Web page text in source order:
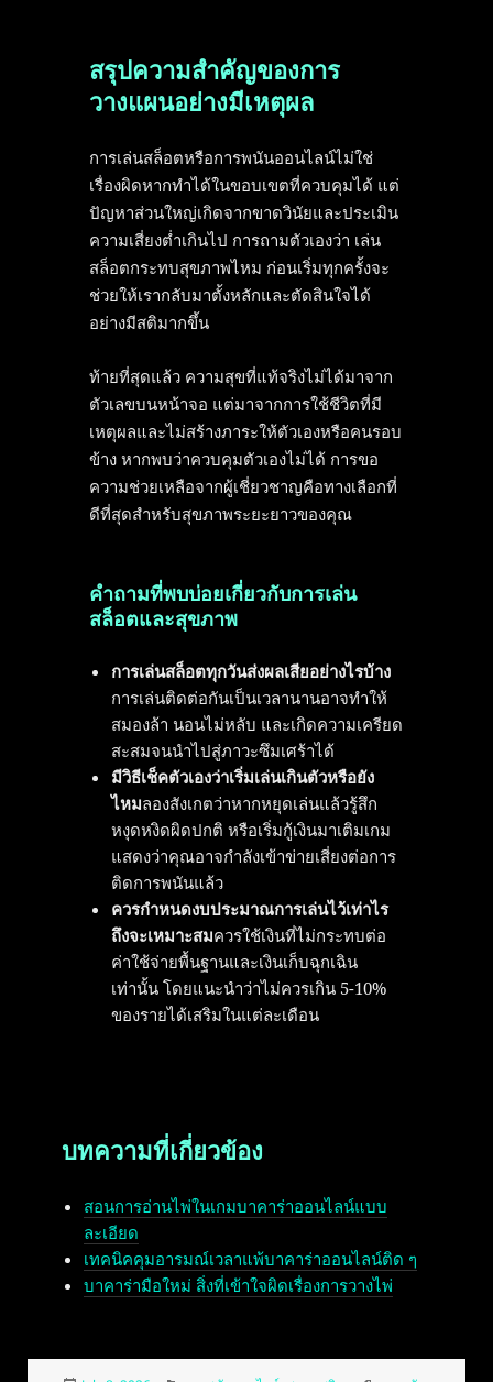
สรุปความสำคัญของการ
วางแผนอย่างมีเหตุผล
การเล่นสล็อตหรือการพนันออนไลน์ไม่ใช่
เรื่องผิดหากทำได้ในขอบเขตที่ควบคุมได้ แต่
ปัญหาส่วนใหญ่เกิดจากขาดวินัยและประเมิน
ความเสี่ยงต่ำเกินไป การถามตัวเองว่า เล่น
สล็อตกระทบสุขภาพไหม ก่อนเริ่มทุกครั้งจะ
ช่วยให้เรากลับมาตั้งหลักและตัดสินใจได้
อย่างมีสติมากขึ้น
ท้ายที่สุดแล้ว ความสุขที่แท้จริงไม่ได้มาจาก
ตัวเลขบนหน้าจอ แต่มาจากการใช้ชีวิตที่มี
เหตุผลและไม่สร้างภาระให้ตัวเองหรือคนรอบ
ข้าง หากพบว่าควบคุมตัวเองไม่ได้ การขอ
ความช่วยเหลือจากผู้เชี่ยวชาญคือทางเลือกที่
ดีที่สุดสำหรับสุขภาพระยะยาวของคุณ
คำถามที่พบบ่อยเกี่ยวกับการเล่น
สล็อตและสุขภาพ
การเล่นสล็อตทุกวันส่งผลเสียอย่างไรบ้าง
การเล่นติดต่อกันเป็นเวลานานอาจทำให้
สมองล้า นอนไม่หลับ และเกิดความเครียด
สะสมจนนำไปสู่ภาวะซึมเศร้าได้
มีวิธีเช็คตัวเองว่าเริ่มเล่นเกินตัวหรือยัง
ไหมลองสังเกตว่าหากหยุดเล่นแล้วรู้สึก
หงุดหงิดผิดปกติ หรือเริ่มกู้เงินมาเติมเกม
แสดงว่าคุณอาจกำลังเข้าข่ายเสี่ยงต่อการ
ติดการพนันแล้ว
ควรกำหนดงบประมาณการเล่นไว้เท่าไร
ถึงจะเหมาะสมควรใช้เงินที่ไม่กระทบต่อ
ค่าใช้จ่ายพื้นฐานและเงินเก็บฉุกเฉิน
เท่านั้น โดยแนะนำว่าไม่ควรเกิน 5-10%
ของรายได้เสริมในแต่ละเดือน
บทความที่เกี่ยวข้อง
สอนการอ่านไพ่ในเกมบาคาร่าออนไลน์แบบ
ละเอียด
เทคนิคคุมอารมณ์เวลาแพ้บาคาร่าออนไลน์ติด ๆ
บาคาร่ามือใหม่ สิ่งที่เข้าใจผิดเรื่องการวางไพ่